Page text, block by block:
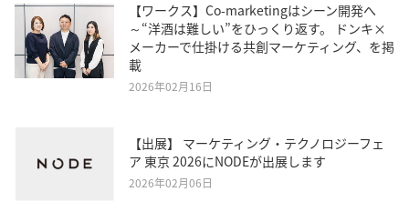
【ワークス】Co-marketingはシーン開発へ
～“洋酒は難しい”をひっくり返す。 ドンキ×
メーカーで仕掛ける共創マーケティング、を掲
載
2026年02月16日
【出展】 マーケティング・テクノロジーフェ
ア 東京 2026にNODEが出展します
2026年02月06日